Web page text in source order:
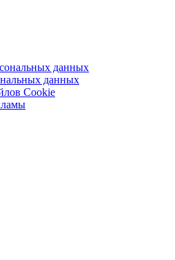
данных
данных
Cookie